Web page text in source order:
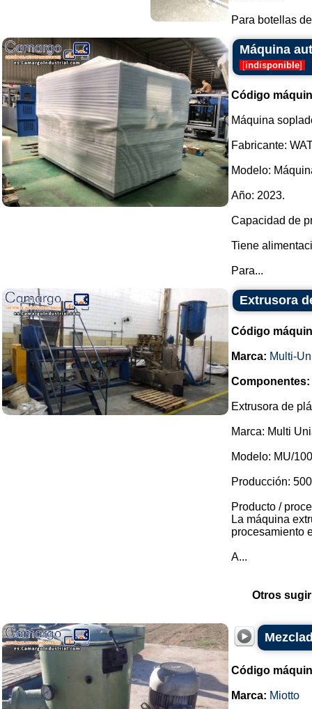
Para botellas
Máquina
[indisponible]
Código
Máquina
Fabricante:
Modelo:
Año: 2023.
Capacidad de
Tiene
Para...
Extrusora
Código
Marca: Multi-
Componentes:
Extrusora de
Marca: Multi
Modelo: MU/
Producción:
Producto /
La máquina
procesamiento
A...
Otros
Código
Marca: Miotto